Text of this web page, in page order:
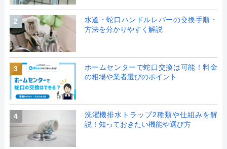
2
水道・蛇口ハンドルレバーの交換手順・
方法を分かりやすく解説
3
ホームセンターで蛇口交換は可能！料金
の相場や業者選びのポイント
4
洗濯機排水トラップ2種類や仕組みを解
説！知っておきたい機能や選び方